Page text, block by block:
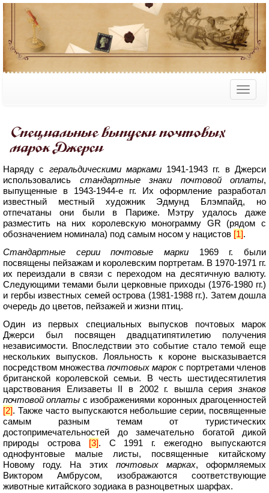
Специальные выпуски почтовых
марок Джерси
Наряду с геральдическими марками1941-1943 гг. в Джерси
использовались стандартные знаки почтовой оплаты,
выпущенные в 1943-1944-е гг. Их оформление разработал
известный местный художник Эдмунд Блэмпайд, но
отпечатаны они были в Париже. Мэтру удалось даже
разместить на них королевскую монограмму GR (рядом с
обозначением номинала) под самым носом у нацистов [1].
Стандартные серии почтовые марки 1969 г. были
посвящены пейзажам и королевским портретам. В 1970-1971 гг.
их переиздали в связи с переходом на десятичную валюту.
Следующими темами были церковные приходы (1976-1980 гг.)
и гербы известных семей острова (1981-1988 гг.). Затем дошла
очередь до цветов, пейзажей и жизни птиц.
Один из первых специальных выпусков почтовых марок
Джерси был посвящен двадцатипятилетию получения
независимости. Впоследствии это событие стало темой еще
нескольких выпусков. Лояльность к короне высказывается
посредством множества почтовых марокс портретами членов
британской королевской семьи. В честь шестидесятилетия
царствования Елизаветы II в 2002 г. вышла серия знаков
почтовой оплаты с изображениями коронных драгоценностей
[2]. Также часто выпускаются небольшие серии, посвященные
самым разным темам от туристических
достопримечательностей до замечательно богатой дикой
природы острова [3]. С 1991 г. ежегодно выпускаются
однофунтовые малые листы, посвященные китайскому
Новому году. На этих почтовых марках, оформляемых
Виктором Амбрусом, изображаются соответствующие
животные китайского зодиака в разноцветных шарфах.